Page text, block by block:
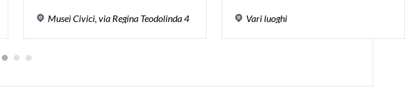
MuseiCivici,via Regina Teodolinda4 Variluoghi